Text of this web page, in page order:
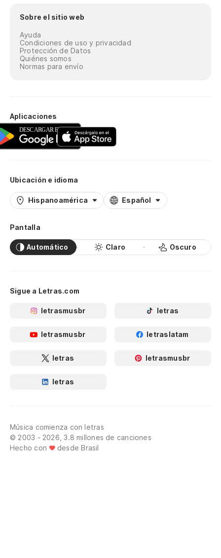
Sobre el sitio web
Ayuda
Condiciones de uso y privacidad
Protección de Datos
Quiénes somos
Normas para envío
Aplicaciones
Ubicación e idioma
Hispanoamérica Español
Pantalla
Automático Claro Oscuro
Sigue a Letras.com
letrasmusbr letras
letrasmusbr letraslatam
letras letrasmusbr
letras
Música comienza con letras
© 2003 - 2026, 3.8 millones de canciones
Hecho con
desde Brasil